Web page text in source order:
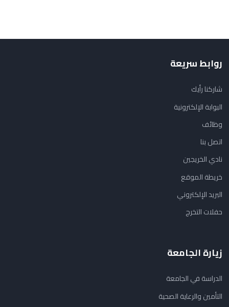
روابط سريعة
شاركنا رأيك
البوابة الإلكترونية
وظائف
اتصل بنا
نادي الخريجين
خريطة الموقع
البريد الإلكتروني
حفلات التخرج
زيارة الجامعة
الدراسة في الجامعة
التأمين والرعاية الصحية